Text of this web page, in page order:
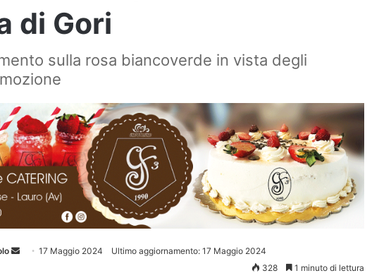
di Gori
sulla rosa biancoverde in vista degli
Invia 17 Maggio 2024
Ultimo aggiornamento: 17 Maggio 2024
328
1 minuto di lettura